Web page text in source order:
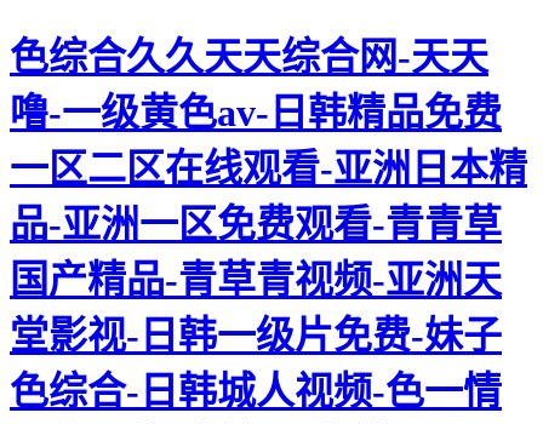
色综合久久天天综合网-天天
噜-一级黄色av-日韩精品免费
一区二区在线观看-亚洲日本精
品-亚洲一区免费观看-青青草
国产精品-青草青视频-亚洲天
堂影视-日韩一级片免费-妹子
色综合-日韩城人视频-色一情